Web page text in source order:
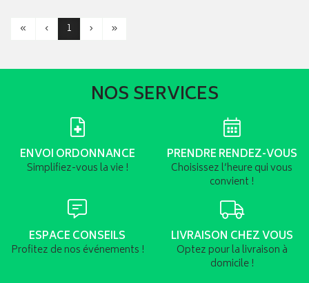
« ‹ 1 › »
NOS SERVICES
ENVOI ORDONNANCE
Simplifiez-vous la vie !
PRENDRE RENDEZ-VOUS
Choisissez l’heure qui vous
convient !
ESPACE CONSEILS
Profitez de nos événements !
LIVRAISON CHEZ VOUS
Optez pour la livraison à
domicile !